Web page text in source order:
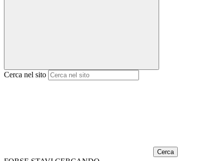
Cerca nel sito
Cerca